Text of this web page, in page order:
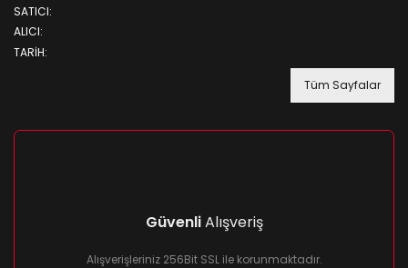
SATICI:
ALICI:
TARİH:
Tüm Sayfalar
GüvenliAlışveriş
Alışverişleriniz 256Bit SSL ile korunmaktadır.